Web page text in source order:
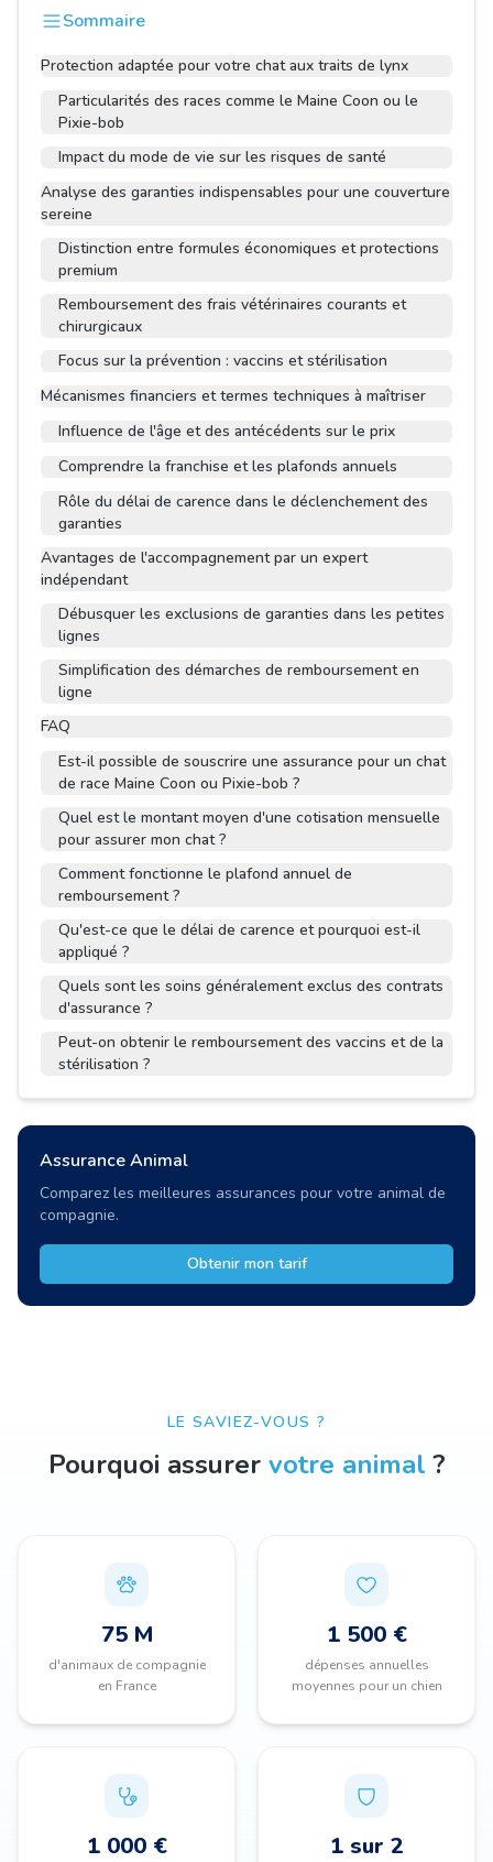
Sommaire
Protection adaptée pour votre chat aux traits de lynx
Particularités des races comme le Maine Coon ou le
Pixie-bob
Impact du mode de vie sur les risques de santé
Analyse des garanties indispensables pour une couverture
sereine
Distinction entre formules économiques et protections
premium
Remboursement des frais vétérinaires courants et
chirurgicaux
Focus sur la prévention : vaccins et stérilisation
Mécanismes financiers et termes techniques à maîtriser
Influence de l'âge et des antécédents sur le prix
Comprendre la franchise et les plafonds annuels
Rôle du délai de carence dans le déclenchement des
garanties
Avantages de l'accompagnement par un expert
indépendant
Débusquer les exclusions de garanties dans les petites
lignes
Simplification des démarches de remboursement en
ligne
FAQ
Est-il possible de souscrire une assurance pour un chat
de race Maine Coon ou Pixie-bob ?
Quel est le montant moyen d'une cotisation mensuelle
pour assurer mon chat ?
Comment fonctionne le plafond annuel de
remboursement ?
Qu'est-ce que le délai de carence et pourquoi est-il
appliqué ?
Quels sont les soins généralement exclus des contrats
d'assurance ?
Peut-on obtenir le remboursement des vaccins et de la
stérilisation ?
Assurance Animal
Comparez les meilleures assurances pour votre animal de
compagnie.
Obtenir mon tarif
LE SAVIEZ-VOUS ?
Pourquoi assurer votre animal ?
75 M
d'animaux de compagnie
en France
1 500 €
dépenses annuelles
moyennes pour un chien
1 000 € 1 sur 2